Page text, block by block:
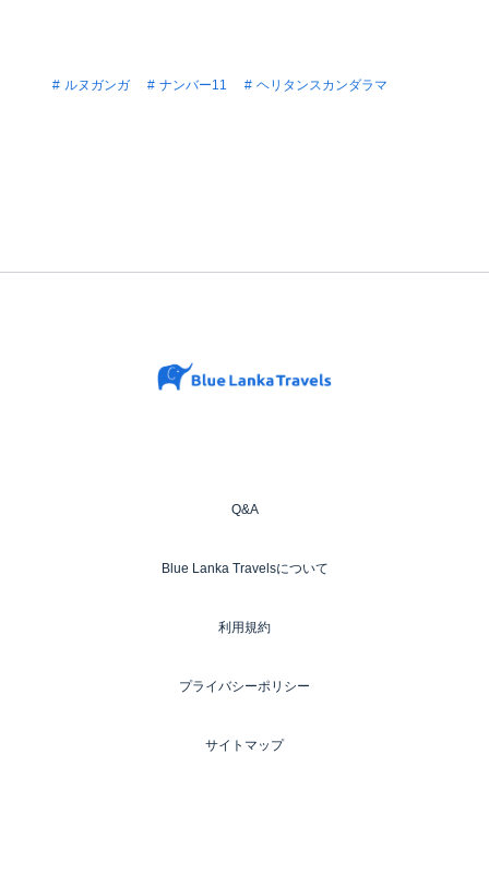
ルヌガンガ ナンバー11 ヘリタンスカンダラマ
Q&A
Blue Lanka Travelsについて
利用規約
プライバシーポリシー
サイトマップ